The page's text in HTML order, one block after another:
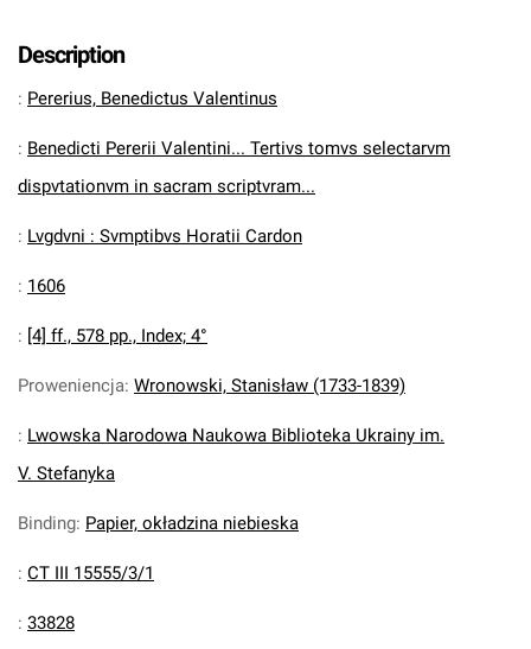
Description
: Pererius, Benedictus Valentinus
: Benedicti Pererii Valentini... Tertivs tomvs selectarvm
dispvtationvm in sacram scriptvram...
: Lvgdvni : Svmptibvs Horatii Cardon
: 1606
: [4] ff., 578 pp., Index; 4°
Proweniencja: Wronowski, Stanisław (1733-1839)
: Lwowska Narodowa Naukowa Biblioteka Ukrainy im.
V. Stefanyka
Binding: Papier, okładzina niebieska
: CT III 15555/3/1
: 33828